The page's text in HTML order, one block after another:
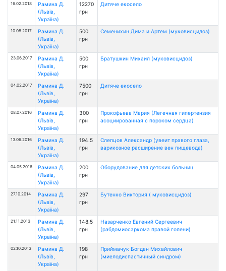
16.02.2018
Рамина Д.
(Львів,
Україна)
12270
грн
Дитяче екосело
10.08.2017
Рамина Д.
(Львів,
Україна)
500
грн
Семенихин Дима и Артем (муковисцидоз)
23.06.2017
Рамина Д.
(Львів,
Україна)
500
грн
Братушкин Михаил (муковисцидоз)
04.02.2017
Рамина Д.
(Львів,
Україна)
7500
грн
Дитяче екосело
08.07.2016
Рамина Д.
(Львів,
Україна)
300
грн
Прокофьева Мария (Легечная гипертензия
асоциированная с пороком сердца)
13.06.2016
Рамина Д.
(Львів,
Україна)
194.5
грн
Слепцов Александр (увеит правого глаза,
варикозное расширение вен пищевода)
04.05.2016
Рамина Д.
(Львів,
Україна)
200
грн
Оборудование для детских больниц
27.10.2014
Рамина Д.
(Львів,
Україна)
297
грн
Бутенко Виктория ( муковисцидоз)
21.11.2013
Рамина Д.
(Львів,
Україна)
148.5
грн
Назарченко Евгений Сергеевич
(рабдомиосаркома правой голени)
02.10.2013
Рамина Д.
(Львів,
Україна)
198
грн
Приймачук Богдан Михайлович
(миелодиспастичный синдром)